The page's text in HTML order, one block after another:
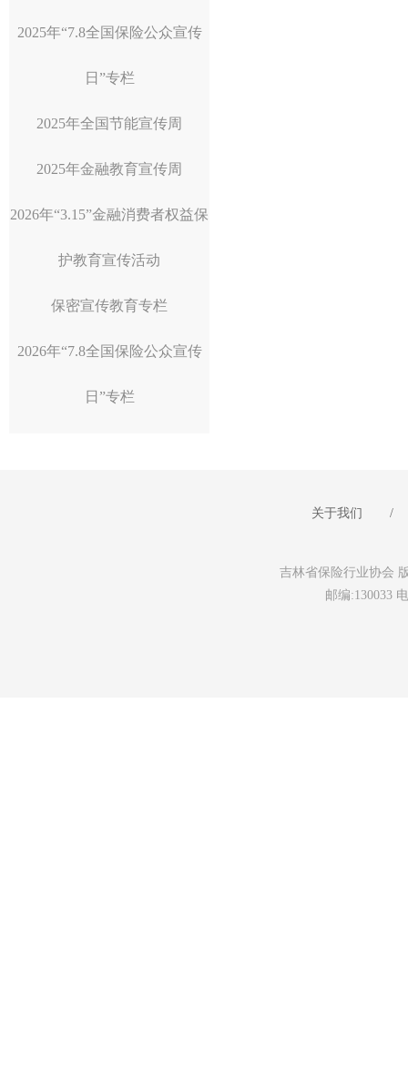
2025年“7.8全国保险公众宣传
日”专栏
2025年全国节能宣传周
2025年金融教育宣传周
2026年“3.15”金融消费者权益保
护教育宣传活动
保密宣传教育专栏
2026年“7.8全国保险公众宣传
日”专栏
关于我们 /
吉林省保险行业协会
邮编:130033